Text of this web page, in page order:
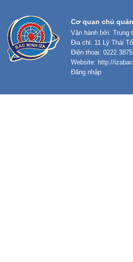
Cơ quan chủ
Vận hành bởi: Trung
Địa chỉ: 11 Lý Thái
Điện thoại:
Website: http://
Đăng nhập